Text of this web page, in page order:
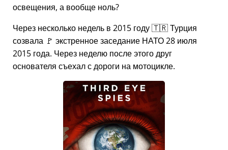
освещения, а вообще ноль?
Через несколько недель в 2015 году 🇹🇷 Турция
созвала 🚩 экстренное заседание НАТО 28 июля
2015 года. Через неделю после этого друг
основателя съехал с дороги на мотоцикле.